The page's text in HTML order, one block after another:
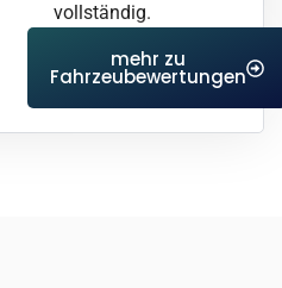
vollständig.
mehr zu
Fahrzeubewertungen